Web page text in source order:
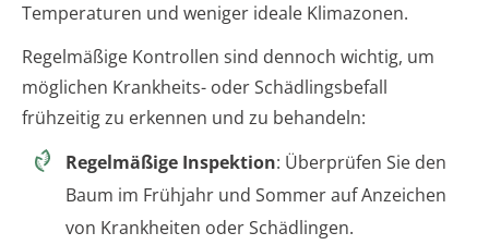
Temperaturen und weniger ideale Klimazonen.
Regelmäßige Kontrollen sind dennoch wichtig, um
möglichen Krankheits- oder Schädlingsbefall
frühzeitig zu erkennen und zu behandeln:
Regelmäßige Inspektion: Überprüfen Sie den
Baum im Frühjahr und Sommer auf Anzeichen
von Krankheiten oder Schädlingen.